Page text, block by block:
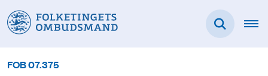
FOB 07.375